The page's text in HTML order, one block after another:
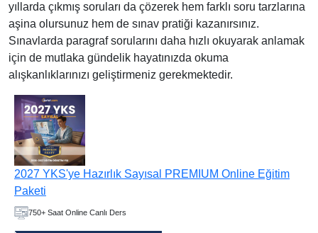
yıllarda çıkmış soruları da çözerek hem farklı soru tarzlarına
aşina olursunuz hem de sınav pratiği kazanırsınız.
Sınavlarda paragraf sorularını daha hızlı okuyarak anlamak
için de mutlaka gündelik hayatınızda okuma
alışkanlıklarınızı geliştirmeniz gerekmektedir.
Online Eğitim
2027 YKS'ye Hazırlık Sayısal